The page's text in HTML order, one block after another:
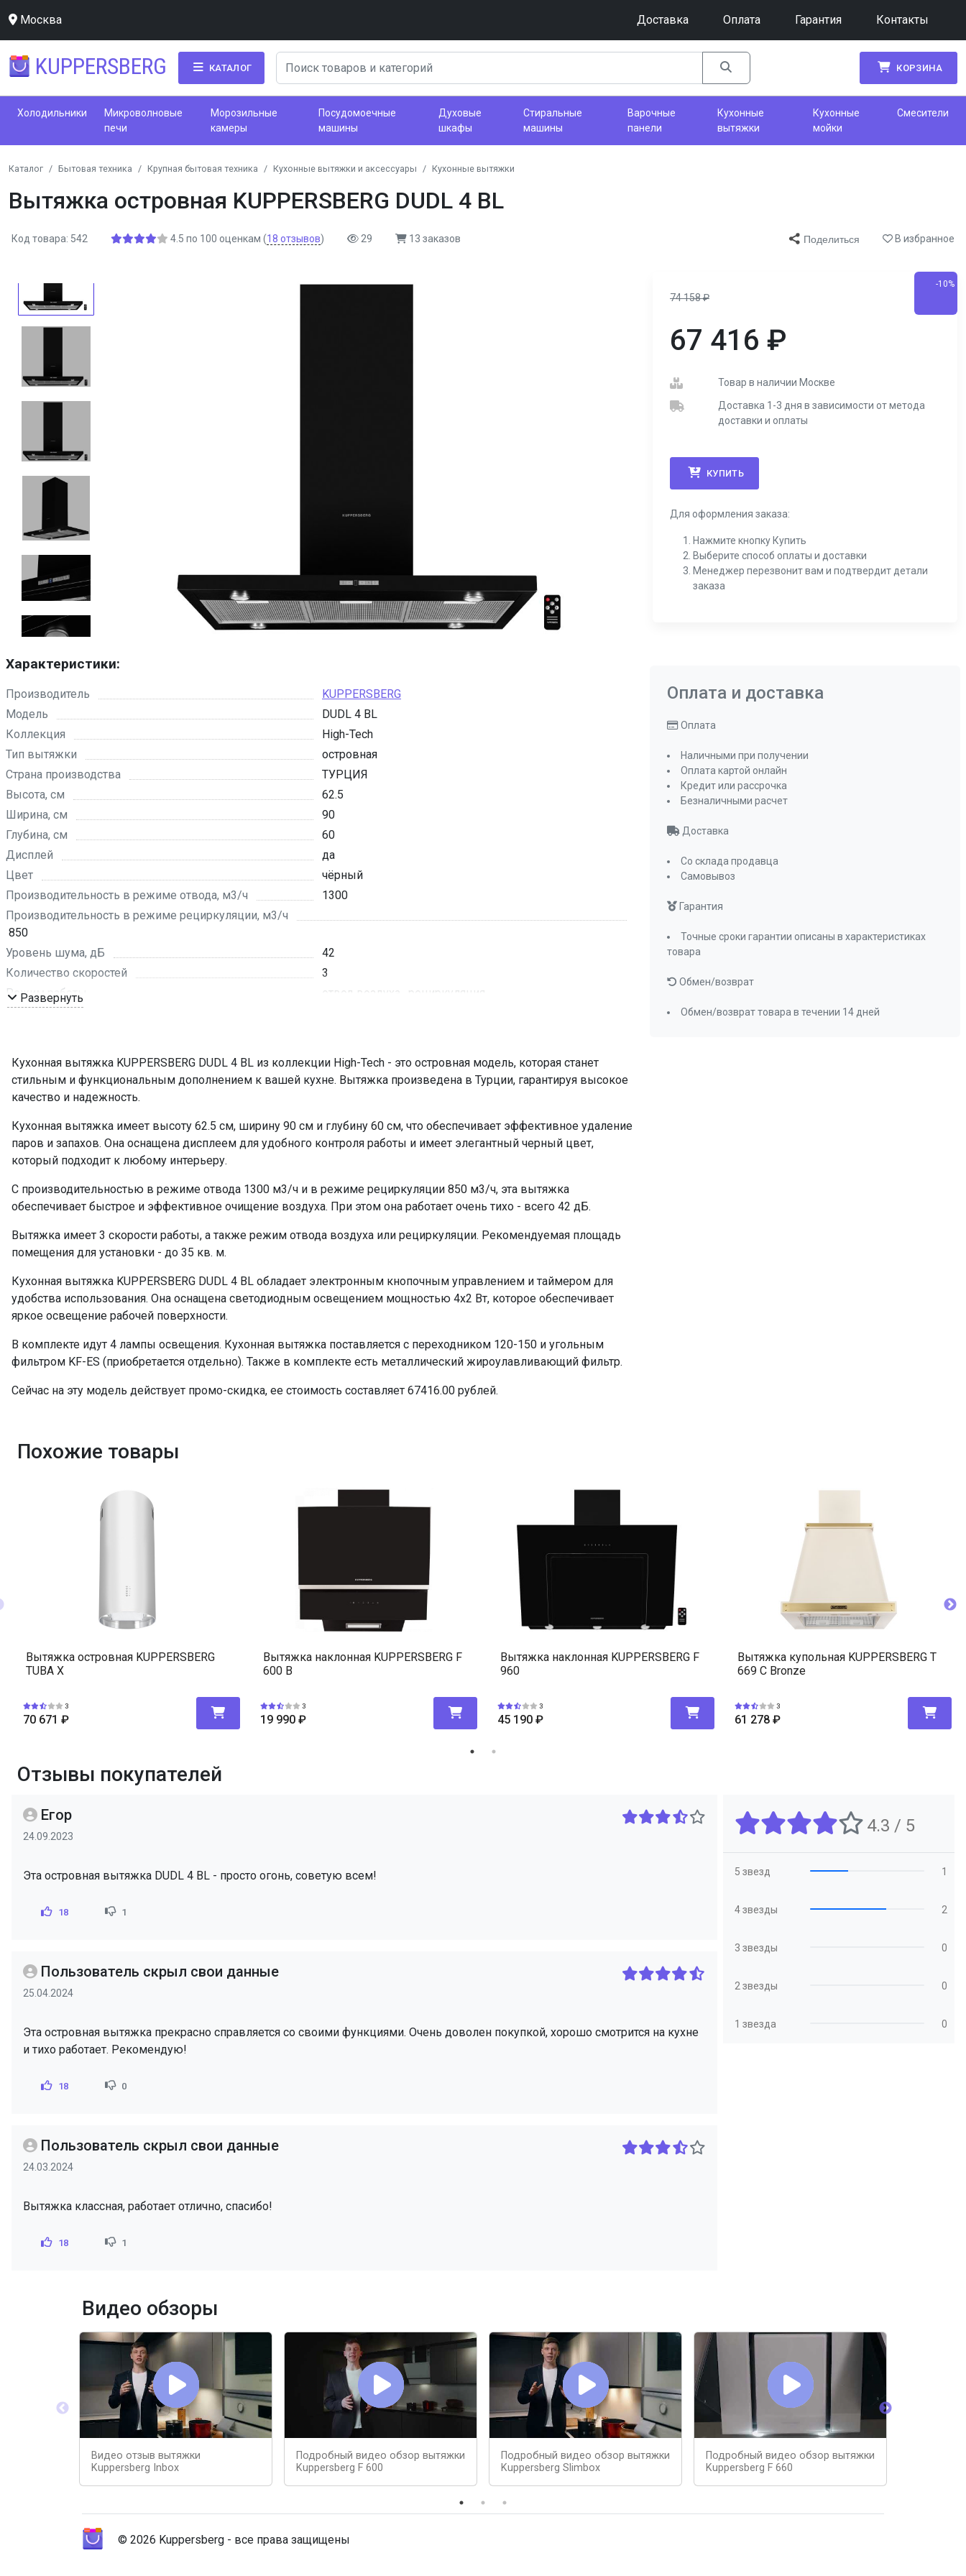
Москва Доставка Оплата Гарантия Контакты
KUPPERSBERG КАТАЛОГ КОРЗИНА
Холодильники
Микроволновые
печи
Морозильные
камеры
Посудомоечные
машины
Духовые
шкафы
Стиральные
машины
Варочные
панели
Кухонные
вытяжки
Кухонные
мойки
Смесители
Каталог Бытовая техника Крупная бытовая техника Кухонные вытяжки и аксессуары Кухонные вытяжки
Вытяжка островная KUPPERSBERG DUDL 4 BL
Код товара: 542 4.5 по 100 оценкам (18 отзывов) 29 13 заказов Поделиться В избранное
74 158₽
-10%
67 416 ₽
Товар в наличии Москве
Доставка 1-3 дня в зависимости от метода
доставки и оплаты
КУПИТЬ
Для оформления заказа:
Нажмите кнопку Купить
Выберите способ оплаты и доставки
Менеджер перезвонит вам и подтвердит детали
заказа
Характеристики:
Производитель
KUPPERSBERG
Модель
DUDL 4 BL
Коллекция
High-Tech
Тип вытяжки
островная
Страна производства
ТУРЦИЯ
Высота, см
62.5
Ширина, см
90
Глубина, см
60
Дисплей
да
Цвет
чёрный
Производительность в режиме отвода, м3/ч
1300
Производительность в режиме рециркуляции, м3/ч
850
Уровень шума, дБ
42
Количество скоростей
3
Режим работы
отвод воздуха , рециркуляция
Таймер
Управление
Освещение
светодиодное
Количество ламп освещения
Угольный фильтр
KF-ES (приобретается отдельно)
Фильтр
металлический жироулавливающий
ПРОМО Скидка
=67416.00
Развернуть
Кухонная вытяжка KUPPERSBERG DUDL 4 BL из коллекции High-Tech - это островная модель, которая станет
стильным и функциональным дополнением к вашей кухне. Вытяжка произведена в Турции, гарантируя высокое
качество и надежность.
Кухонная вытяжка имеет высоту 62.5 см, ширину 90 см и глубину 60 см, что обеспечивает эффективное удаление
паров и запахов. Она оснащена дисплеем для удобного контроля работы и имеет элегантный черный цвет,
который подходит к любому интерьеру.
С производительностью в режиме отвода 1300 м3/ч и в режиме рециркуляции 850 м3/ч, эта вытяжка
обеспечивает быстрое и эффективное очищение воздуха. При этом она работает очень тихо - всего 42 дБ.
Вытяжка имеет 3 скорости работы, а также режим отвода воздуха или рециркуляции. Рекомендуемая площадь
помещения для установки - до 35 кв. м.
Кухонная вытяжка KUPPERSBERG DUDL 4 BL обладает электронным кнопочным управлением и таймером для
удобства использования. Она оснащена светодиодным освещением мощностью 4x2 Вт, которое обеспечивает
яркое освещение рабочей поверхности.
В комплекте идут 4 лампы освещения. Кухонная вытяжка поставляется с переходником 120-150 и угольным
фильтром KF-ES (приобретается отдельно). Также в комплекте есть металлический жироулавливающий фильтр.
Сейчас на эту модель действует промо-скидка, ее стоимость составляет 67416.00 рублей.
Оплата и доставка
Оплата
Наличными при получении
Оплата картой онлайн
Кредит или рассрочка
Безналичными расчет
Доставка
Со склада продавца
Самовывоз
Гарантия
Точные сроки гарантии описаны в характеристиках
товара
Обмен/возврат
Обмен/возврат товара в течении 14 дней
Похожие товары
Вытяжка островная KUPPERSBERG
TUBA X
3
70 671 ₽
Вытяжка наклонная KUPPERSBERG F
600 B
3
19 990 ₽
Вытяжка наклонная KUPPERSBERG F
960
3
45 190 ₽
Вытяжка купольная KUPPERSBERG T
669 C Bronze
3
61 278 ₽
Отзывы покупателей
Егор
24.09.2023
Эта островная вытяжка DUDL 4 BL - просто огонь, советую всем!
18 1
Пользователь скрыл свои данные
25.04.2024
Эта островная вытяжка прекрасно справляется со своими функциями. Очень доволен покупкой, хорошо смотрится на кухне
и тихо работает. Рекомендую!
18 0
Пользователь скрыл свои данные
24.03.2024
Вытяжка классная, работает отлично, спасибо!
18 1
4.3 / 5
5 звезд 1
4 звезды 2
3 звезды 0
2 звезды 0
1 звезда 0
Видео обзоры
Видео отзыв вытяжки
Kuppersberg Inbox
Подробный видео обзор вытяжки
Kuppersberg F 600
Подробный видео обзор вытяжки
Kuppersberg Slimbox
Подробный видео обзор вытяжки
Kuppersberg F 660
© 2026 Kuppersberg - все права защищены